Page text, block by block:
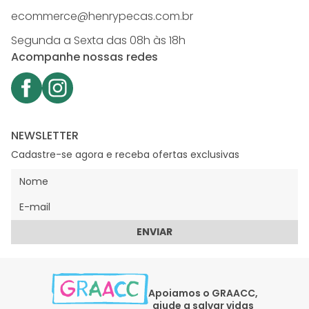
ecommerce@henrypecas.com.br
Segunda a Sexta das 08h às 18h
Acompanhe nossas redes
NEWSLETTER
Cadastre-se agora e receba ofertas exclusivas
ENVIAR
Apoiamos o GRAACC,
ajude a salvar vidas